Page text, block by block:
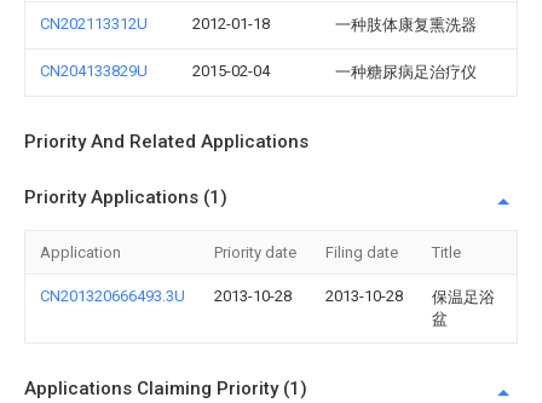
CN202113312U 2012-01-18 一种肢体康复熏洗器
CN204133829U 2015-02-04 一种糖尿病足治疗仪
Priority And Related Applications
Priority Applications (1)
Application Priority date Filing date Title
CN201320666493.3U 2013-10-28 2013-10-28
保温足浴
盆
Applications Claiming Priority (1)